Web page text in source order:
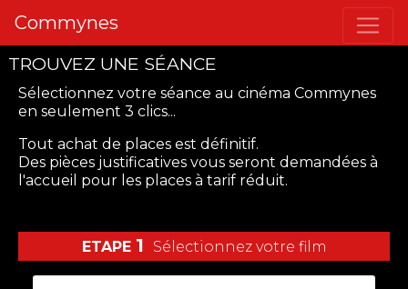
Commynes
TROUVEZ UNE SÉANCE
Sélectionnez votre séance au cinéma Commynes
en seulement 3 clics...
Tout achat de places est définitif.
Des pièces justificatives vous seront demandées à
l'accueil pour les places à tarif réduit.
ETAPE 1 Sélectionnez votre film